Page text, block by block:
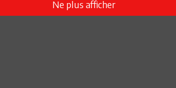
Ne plus afficher